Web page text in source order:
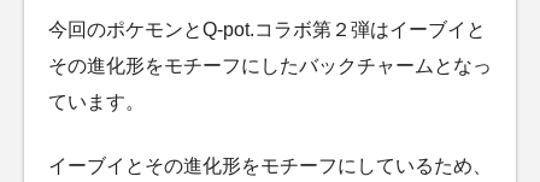
今回のポケモンとQ-pot.コラボ第２弾はイーブイと
その進化形をモチーフにしたバックチャームとなっ
ています。
イーブイとその進化形をモチーフにしているため、